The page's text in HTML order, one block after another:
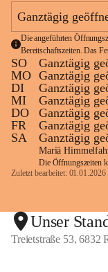
Ganztägig
Die angeführten
Bereitschaftszeiten. Das
Im Notfall wählen Sie bitte
SO
Ganztägig
MO Ganztägig
DI
Ganztägig
MI
Ganztägig
DO
Ganztägig
FR
Ganztägig
SA
Ganztägig
Mariä
Die Öffnungszeiten
Zuletzt bearbeitet: 01.01.2026
Unser
Treietstraße 53, 6832